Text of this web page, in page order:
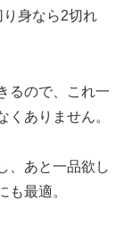
身なら2切れ
るので、これ一
ありません。
、あと一品欲し
も最適。